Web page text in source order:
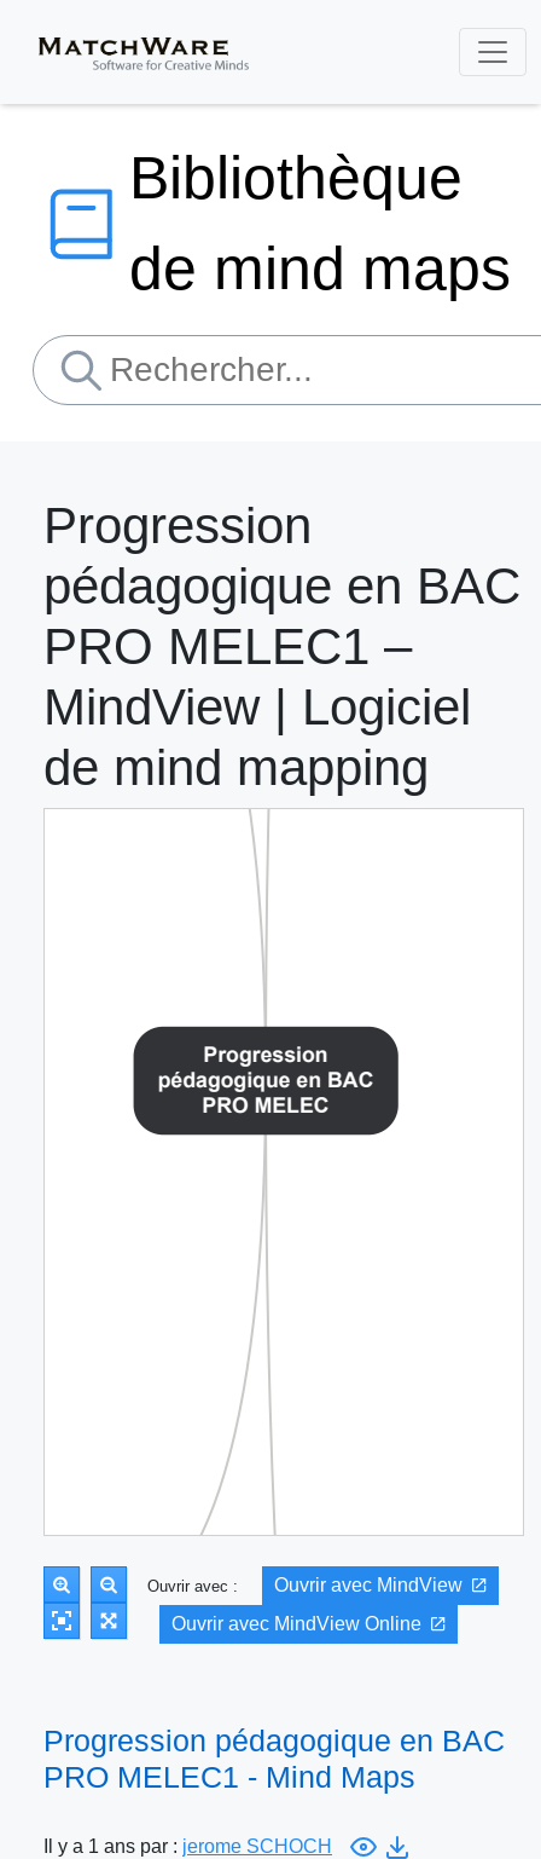
Bibliothèque
de mind maps
Progression
pédagogique en BAC
PRO MELEC1 –
MindView | Logiciel
de mind mapping
Ouvrir avec :
Ouvrir avec MindView
Ouvrir avec MindView Online
Progression pédagogique en BAC
PRO MELEC1 - Mind Maps
Il y a 1 ans par : jerome SCHOCH